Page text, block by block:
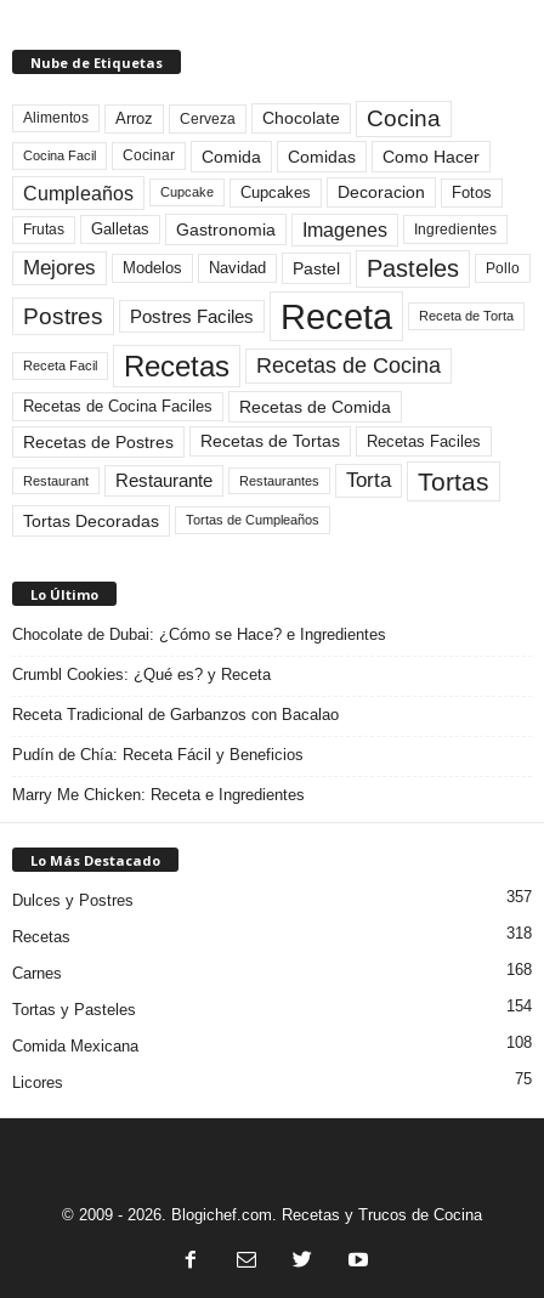
Nube de Etiquetas
Alimentos Arroz Cerveza Chocolate Cocina
Cocina Facil Cocinar Comida Comidas Como Hacer
Cumpleaños Cupcake Cupcakes Decoracion Fotos
Frutas Galletas Gastronomia Imagenes Ingredientes
Mejores Modelos Navidad Pastel Pasteles Pollo
Postres Postres Faciles Receta Receta de Torta
Receta Facil Recetas Recetas de Cocina
Recetas de Cocina Faciles
Recetas de Comida
Recetas de Postres
Recetas de Tortas Recetas Faciles
Restaurant Restaurante Restaurantes Torta Tortas
Tortas Decoradas Tortas de Cumpleaños
Lo Último
Chocolate de Dubai: ¿Cómo se Hace? e Ingredientes
Crumbl Cookies: ¿Qué es? y Receta
Receta Tradicional de Garbanzos con Bacalao
Pudín de Chía: Receta Fácil y Beneficios
Marry Me Chicken: Receta e Ingredientes
Lo Más Destacado
Dulces y Postres 357
Recetas 318
Carnes 168
Tortas y Pasteles 154
Comida Mexicana 108
Licores 75
© 2009 - 2026. Blogichef.com. Recetas y Trucos de Cocina